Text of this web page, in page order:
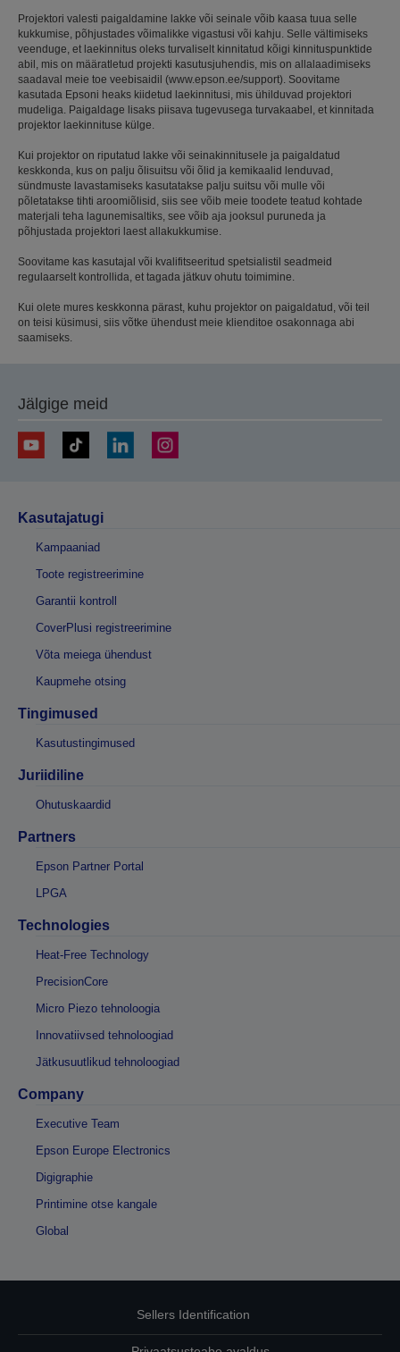
Projektori valesti paigaldamine lakke või seinale võib kaasa tuua selle
kukkumise, põhjustades võimalikke vigastusi või kahju. Selle vältimiseks
veenduge, et laekinnitus oleks turvaliselt kinnitatud kõigi kinnituspunktide
abil, mis on määratletud projekti kasutusjuhendis, mis on allalaadimiseks
saadaval meie toe veebisaidil (www.epson.ee/support). Soovitame
kasutada Epsoni heaks kiidetud laekinnitusi, mis ühilduvad projektori
mudeliga. Paigaldage lisaks piisava tugevusega turvakaabel, et kinnitada
projektor laekinnituse külge.
Kui projektor on riputatud lakke või seinakinnitusele ja paigaldatud
keskkonda, kus on palju õlisuitsu või õlid ja kemikaalid lenduvad,
sündmuste lavastamiseks kasutatakse palju suitsu või mulle või
põletatakse tihti aroomiõlisid, siis see võib meie toodete teatud kohtade
materjali teha lagunemisaltiks, see võib aja jooksul puruneda ja
põhjustada projektori laest allakukkumise.
Soovitame kas kasutajal või kvalifitseeritud spetsialistil seadmeid
regulaarselt kontrollida, et tagada jätkuv ohutu toimimine.
Kui olete mures keskkonna pärast, kuhu projektor on paigaldatud, või teil
on teisi küsimusi, siis võtke ühendust meie klienditoe osakonnaga abi
saamiseks.
Jälgige meid
Kasutajatugi
Kampaaniad
Toote registreerimine
Garantii kontroll
CoverPlusi registreerimine
Võta meiega ühendust
Kaupmehe otsing
Tingimused
Kasutustingimused
Juriidiline
Ohutuskaardid
Partners
Epson Partner Portal
LPGA
Technologies
Heat-Free Technology
PrecisionCore
Micro Piezo tehnoloogia
Innovatiivsed tehnoloogiad
Jätkusuutlikud tehnoloogiad
Company
Executive Team
Epson Europe Electronics
Digigraphie
Printimine otse kangale
Global
Sellers Identification